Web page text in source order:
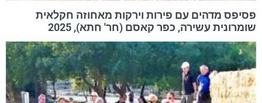
פסיפס מדהים עם פירות וירקות מאחוזה חקלאית
שומרונית עשירה, כפר קאסם (חר' חתא), 2025